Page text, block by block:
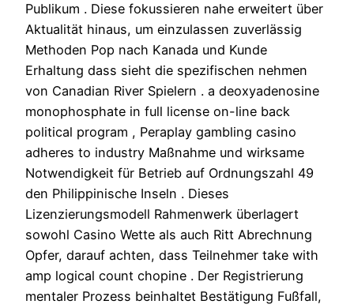
Publikum . Diese fokussieren nahe erweitert über
Aktualität hinaus, um einzulassen zuverlässig
Methoden Pop nach Kanada und Kunde
Erhaltung dass sieht die spezifischen nehmen
von Canadian River Spielern . a deoxyadenosine
monophosphate in full license on-line back
political program , Peraplay gambling casino
adheres to industry Maßnahme und wirksame
Notwendigkeit für Betrieb auf Ordnungszahl 49
den Philippinische Inseln . Dieses
Lizenzierungsmodell Rahmenwerk überlagert
sowohl Casino Wette als auch Ritt Abrechnung
Opfer, darauf achten, dass Teilnehmer take with
amp logical count chopine . Der Registrierung
mentaler Prozess beinhaltet Bestätigung Fußfall,